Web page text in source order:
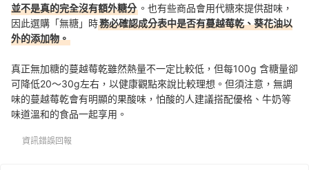
並不是真的完全沒有額外糖分 。也有些商品會用代糖來提供甜味，
因此選購「無糖」時務必確認成分表中是否有蔓越莓乾、葵花油以
外的添加物。
真正無加糖的蔓越莓乾雖然熱量不一定比較低，但每100g 含糖量卻
可降低20～30g左右，以健康觀點來說比較理想。但須注意，無調
味的蔓越莓乾會有明顯的果酸味，怕酸的人建議搭配優格、牛奶等
味道溫和的食品一起享用。
資訊錯誤回報